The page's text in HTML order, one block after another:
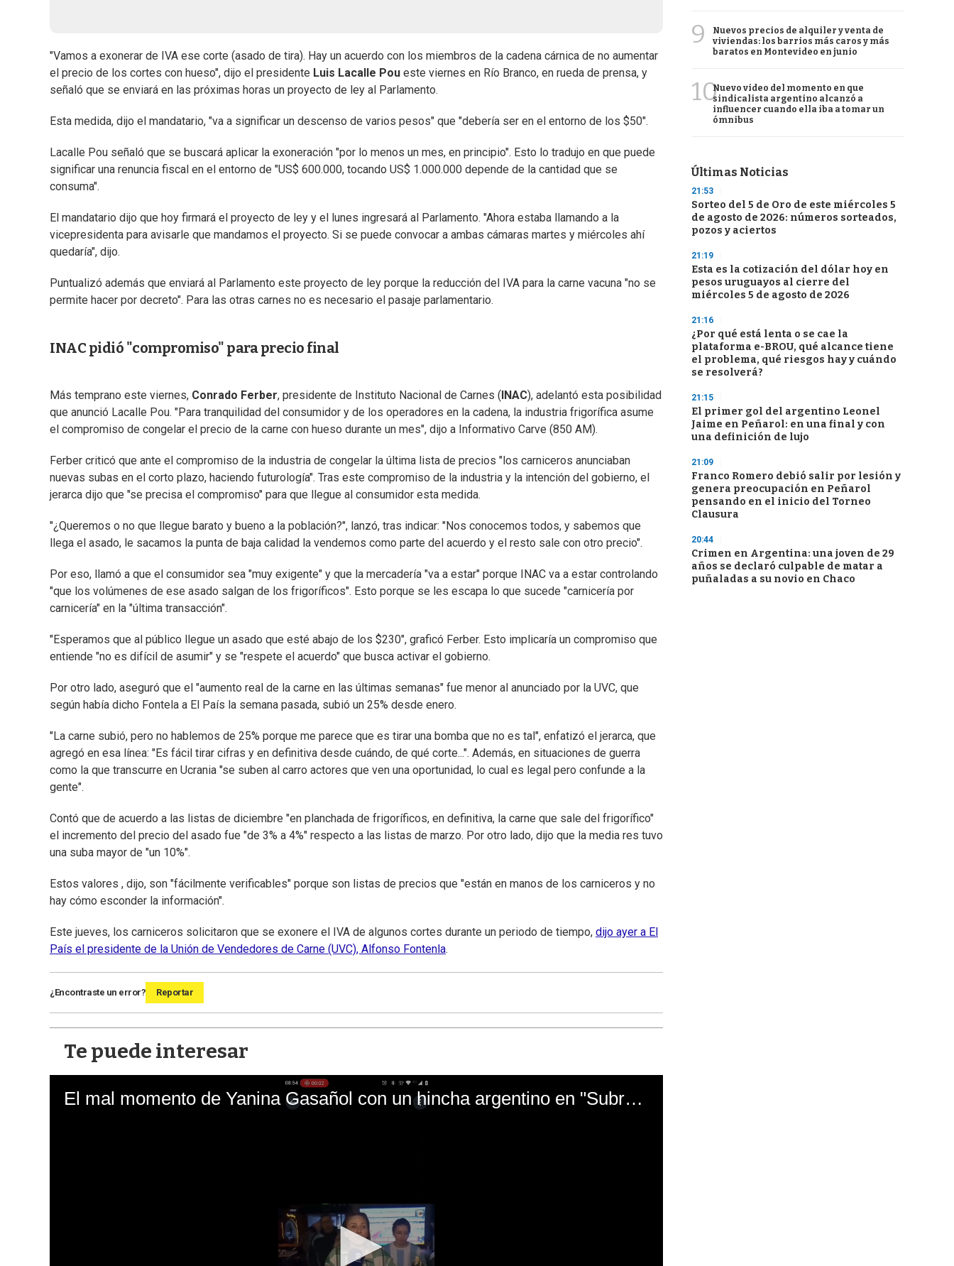
"Vamos a exonerar de IVA ese corte (asado de tira). Hay un acuerdo con los miembros de la cadena cárnica de no aumentar
el precio de los cortes con hueso", dijo el presidente Luis Lacalle Pou este viernes en Río Branco, en rueda de prensa, y
señaló que se enviará en las próximas horas un proyecto de ley al Parlamento.
Esta medida, dijo el mandatario, "va a significar un descenso de varios pesos" que "debería ser en el entorno de los $50".
Lacalle Pou señaló que se buscará aplicar la exoneración "por lo menos un mes, en principio". Esto lo tradujo en que puede
significar una renuncia fiscal en el entorno de "US$ 600.000, tocando US$ 1.000.000 depende de la cantidad que se
consuma".
El mandatario dijo que hoy firmará el proyecto de ley y el lunes ingresará al Parlamento. "Ahora estaba llamando a la
vicepresidenta para avisarle que mandamos el proyecto. Si se puede convocar a ambas cámaras martes y miércoles ahí
quedaría", dijo.
Puntualizó además que enviará al Parlamento este proyecto de ley porque la reducción del IVA para la carne vacuna "no se
permite hacer por decreto". Para las otras carnes no es necesario el pasaje parlamentario.
INAC pidió "compromiso" para precio final
Más temprano este viernes, Conrado Ferber, presidente de Instituto Nacional de Carnes ( INAC), adelantó esta posibilidad
que anunció Lacalle Pou. "Para tranquilidad del consumidor y de los operadores en la cadena, la industria frigorífica asume
el compromiso de congelar el precio de la carne con hueso durante un mes", dijo a Informativo Carve (850 AM).
Ferber criticó que ante el compromiso de la industria de congelar la última lista de precios "los carniceros anunciaban
nuevas subas en el corto plazo, haciendo futurología". Tras este compromiso de la industria y la intención del gobierno, el
jerarca dijo que "se precisa el compromiso" para que llegue al consumidor esta medida.
"¿Queremos o no que llegue barato y bueno a la población?", lanzó, tras indicar: "Nos conocemos todos, y sabemos que
llega el asado, le sacamos la punta de baja calidad la vendemos como parte del acuerdo y el resto sale con otro precio".
Por eso, llamó a que el consumidor sea "muy exigente" y que la mercadería "va a estar" porque INAC va a estar controlando
"que los volúmenes de ese asado salgan de los frigoríficos". Esto porque se les escapa lo que sucede "carnicería por
carnicería" en la "última transacción".
"Esperamos que al público llegue un asado que esté abajo de los $230", graficó Ferber. Esto implicaría un compromiso que
entiende "no es difícil de asumir" y se "respete el acuerdo" que busca activar el gobierno.
Por otro lado, aseguró que el "aumento real de la carne en las últimas semanas" fue menor al anunciado por la UVC, que
según había dicho Fontela a El País la semana pasada, subió un 25% desde enero.
"La carne subió, pero no hablemos de 25% porque me parece que es tirar una bomba que no es tal", enfatizó el jerarca, que
agregó en esa línea: "Es fácil tirar cifras y en definitiva desde cuándo, de qué corte...". Además, en situaciones de guerra
como la que transcurre en Ucrania "se suben al carro actores que ven una oportunidad, lo cual es legal pero confunde a la
gente".
Contó que de acuerdo a las listas de diciembre "en planchada de frigoríficos, en definitiva, la carne que sale del frigorífico"
el incremento del precio del asado fue "de 3% a 4%" respecto a las listas de marzo. Por otro lado, dijo que la media res tuvo
una suba mayor de "un 10%".
Estos valores , dijo, son "fácilmente verificables" porque son listas de precios que "están en manos de los carniceros y no
hay cómo esconder la información".
Este jueves, los carniceros solicitaron que se exonere el IVA de algunos cortes durante un periodo de tiempo, dijo ayer a El
País el presidente de la Unión de Vendedores de Carne (UVC), Alfonso Fontenla.
¿Encontraste un error? Reportar
Te puede interesar
El mal momento de Yanina Gasañol con un hincha argentino en "Subrayado"
9
Nuevos precios de alquiler y venta de
viviendas: los barrios más caros y más
baratos en Montevideo en junio
10Nuevo video del momento en que
sindicalista argentino alcanzó a
influencer cuando ella iba a tomar un
ómnibus
Últimas Noticias
21:53
Sorteo del 5 de Oro de este miércoles 5
de agosto de 2026: números sorteados,
pozos y aciertos
21:19
Esta es la cotización del dólar hoy en
pesos uruguayos al cierre del
miércoles 5 de agosto de 2026
21:16
¿Por qué está lenta o se cae la
plataforma e-BROU, qué alcance tiene
el problema, qué riesgos hay y cuándo
se resolverá?
21:15
El primer gol del argentino Leonel
Jaime en Peñarol: en una final y con
una definición de lujo
21:09
Franco Romero debió salir por lesión y
genera preocupación en Peñarol
pensando en el inicio del Torneo
Clausura
20:44
Crimen en Argentina: una joven de 29
años se declaró culpable de matar a
puñaladas a su novio en Chaco